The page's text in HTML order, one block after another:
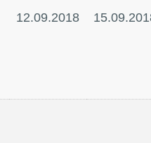
12.09.2018